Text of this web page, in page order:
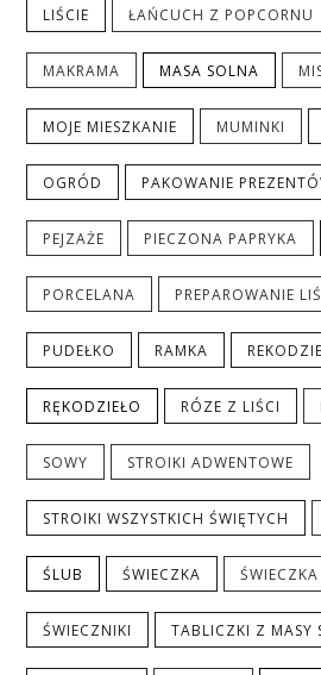
LIŚCIE ŁAŃCUCH Z POPCORNU
MAKRAMA MASA SOLNA
MOJE MIESZKANIE MUMINKI
OGRÓD PAKOWANIE
PEJZAŻE PIECZONA PAPRYKA
PORCELANA PREPAROWANIE
PUDEŁKO RAMKA
RĘKODZIEŁO RÓZE Z LIŚCI
SOWY STROIKI ADWENTOWE
STROIKI WSZYSTKICH ŚWIĘTYCH
ŚLUB ŚWIECZKA
ŚWIECZNIKI TABLICZKI Z MASY